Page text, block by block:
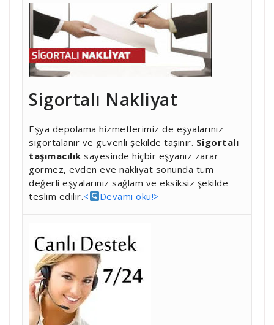
Sigortalı Nakliyat
Eşya depolama hizmetlerimiz de eşyalarınız
sigortalanır ve güvenli şekilde taşınır. Sigortalı
taşımacılık sayesinde hiçbir eşyanız zarar
görmez, evden eve nakliyat sonunda tüm
değerli eşyalarınız sağlam ve eksiksiz şekilde
teslim edilir.< Devamı oku!>